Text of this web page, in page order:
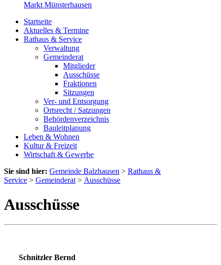
Markt Münsterhausen
Startseite
Aktuelles & Termine
Rathaus & Service
Verwaltung
Gemeinderat
Mitglieder
Ausschüsse
Fraktionen
Sitzungen
Ver- und Entsorgung
Ortsrecht / Satzungen
Behördenverzeichnis
Bauleitplanung
Leben & Wohnen
Kultur & Freizeit
Wirtschaft & Gewerbe
Sie sind hier: Gemeinde Balzhausen > Rathaus &
Service > Gemeinderat > Ausschüsse
Ausschüsse
Schnitzler Bernd